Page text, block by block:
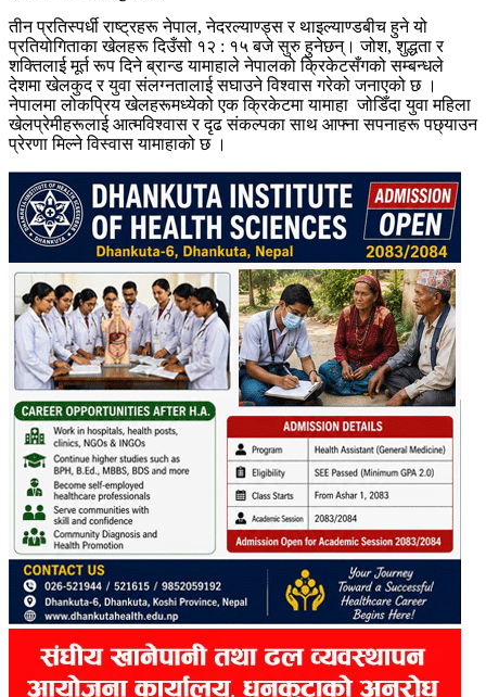
तीन प्रतिस्पर्धी राष्ट्रहरू नेपाल, नेदरल्याण्ड्स र थाइल्याण्डबीच हुने यो
प्रतियोगिताका खेलहरू दिउँसो १२ : १५ बजे सुरु हुनेछन्। जोश, शुद्धता र
शक्तिलाई मूर्त रूप दिने ब्रान्ड यामाहाले नेपालको क्रिकेटसँगको सम्बन्धले
देशमा खेलकुद र युवा संलग्नतालाई सघाउने विश्वास गरेको जनाएको छ ।
नेपालमा लोकप्रिय खेलहरूमध्येको एक क्रिकेटमा यामाहा जोडिँदा युवा महिला
खेलप्रेमीहरूलाई आत्मविश्वास र दृढ संकल्पका साथ आफ्ना सपनाहरू पछ्याउन
प्रेरणा मिल्ने विस्वास यामाहाको छ ।